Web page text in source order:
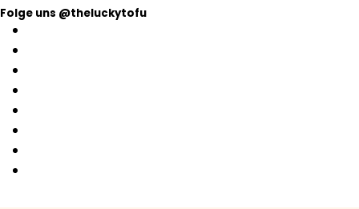
Folge uns @theluckytofu